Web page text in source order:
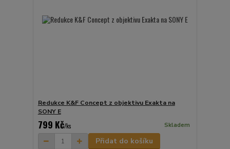
Redukce K&F Concept z objektivu Exakta na
SONY E
799 Kč/ks Skladem
Přidat do košíku